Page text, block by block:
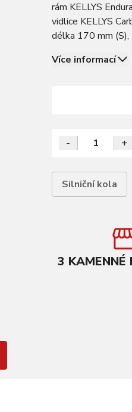
rám KELLYS
vidlice KELLYS
délka 170 mm
Více informací
- +
Silniční kola
3 KAMENNÉ